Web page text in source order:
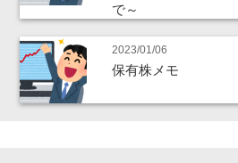
で～
2023/01/06
保有株メモ